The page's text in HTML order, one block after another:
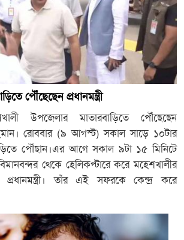
পৌঁছেছেন প্রধানমন্ত্রী
উপজেলার মাতারবাড়িতে পৌঁছেছেন
রোববার (৯ আগস্ট) সকাল সাড়ে ১০টার
পৌঁছান।এর আগে সকাল ৯টা ১৫ মিনিটে
থেকে হেলিকপ্টারে করে মহেশখালীর
তাঁর এই সফরকে কেন্দ্র করে